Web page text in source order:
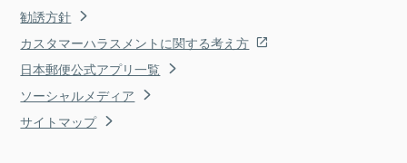
勧誘方針
カスタマーハラスメントに関する考え方
日本郵便公式アプリ一覧
ソーシャルメディア
サイトマップ